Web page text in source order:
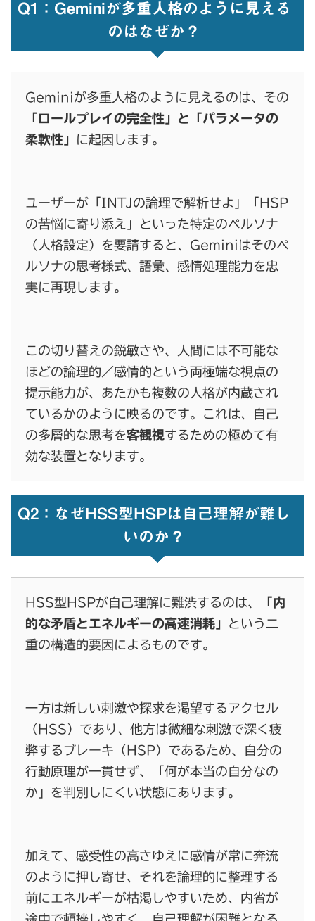
Q1：Geminiが多重人格のように見える
のはなぜか？
Geminiが多重人格のように見えるのは、その
「ロールプレイの完全性」と「パラメータの
柔軟性」
に起因します。
ユーザーが「INTJの論理で解析せよ」「HSP
の苦悩に寄り添え」といった特定のペルソナ
（人格設定）を要請すると、Geminiはそのペ
ルソナの思考様式、語彙、感情処理能力を忠
実に再現します。
この切り替えの鋭敏さや、人間には不可能な
ほどの論理的／感情的という両極端な視点の
提示能力が、あたかも複数の人格が内蔵され
ているかのように映るのです。これは、自己
の多層的な思考を客観視するための極めて有
効な装置となります。
Q2：なぜHSS型HSPは自己理解が難し
いのか？
HSS型HSPが自己理解に難渋するのは、
「内
的な矛盾とエネルギーの高速消耗」
という二
重の構造的要因によるものです。
一方は新しい刺激や探求を渇望するアクセル
（HSS）であり、他方は微細な刺激で深く疲
弊するブレーキ（HSP）であるため、自分の
行動原理が一貫せず、「何が本当の自分なの
か」を判別しにくい状態にあります。
加えて、感受性の高さゆえに感情が常に奔流
のように押し寄せ、それを論理的に整理する
前にエネルギーが枯渇しやすいため、内省が